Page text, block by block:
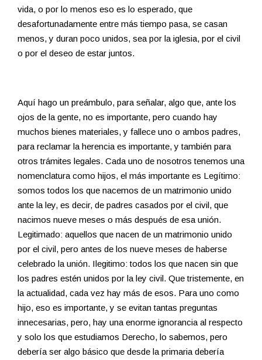
vida, o por lo menos eso es lo esperado, que
desafortunadamente entre más tiempo pasa, se casan
menos, y duran poco unidos, sea por la iglesia, por el civil
o por el deseo de estar juntos.
Aquí hago un preámbulo, para señalar, algo que, ante los
ojos de la gente, no es importante, pero cuando hay
muchos bienes materiales, y fallece uno o ambos padres,
para reclamar la herencia es importante, y también para
otros trámites legales. Cada uno de nosotros tenemos una
nomenclatura como hijos, el más importante es Legítimo:
somos todos los que nacemos de un matrimonio unido
ante la ley, es decir, de padres casados por el civil, que
nacimos nueve meses o más después de esa unión.
Legitimado: aquellos que nacen de un matrimonio unido
por el civil, pero antes de los nueve meses de haberse
celebrado la unión. Ilegitimo: todos los que nacen sin que
los padres estén unidos por la ley civil. Que tristemente, en
la actualidad, cada vez hay más de esos. Para uno como
hijo, eso es importante, y se evitan tantas preguntas
innecesarias, pero, hay una enorme ignorancia al respecto
y solo los que estudiamos Derecho, lo sabemos, pero
debería ser algo básico que desde la primaria debería